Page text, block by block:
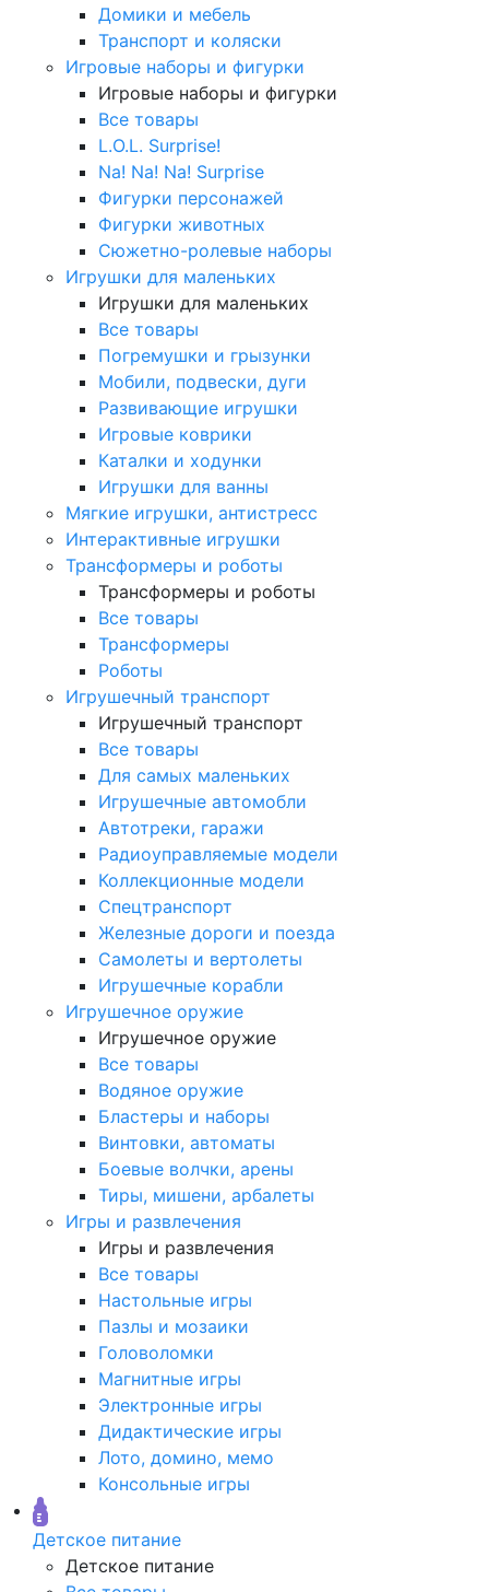
Домики и мебель
Транспорт и коляски
Игровые наборы и фигурки
Игровые наборы и фигурки
Все товары
L.O.L. Surprise!
Na! Na! Na! Surprise
Фигурки персонажей
Фигурки животных
Сюжетно-ролевые наборы
Игрушки для маленьких
Игрушки для маленьких
Все товары
Погремушки и грызунки
Мобили, подвески, дуги
Развивающие игрушки
Игровые коврики
Каталки и ходунки
Игрушки для ванны
Мягкие игрушки, антистресс
Интерактивные игрушки
Трансформеры и роботы
Трансформеры и роботы
Все товары
Трансформеры
Роботы
Игрушечный транспорт
Игрушечный транспорт
Все товары
Для самых маленьких
Игрушечные автомобли
Автотреки, гаражи
Радиоуправляемые модели
Коллекционные модели
Спецтранспорт
Железные дороги и поезда
Самолеты и вертолеты
Игрушечные корабли
Игрушечное оружие
Игрушечное оружие
Все товары
Водяное оружие
Бластеры и наборы
Винтовки, автоматы
Боевые волчки, арены
Тиры, мишени, арбалеты
Игры и развлечения
Игры и развлечения
Все товары
Настольные игры
Пазлы и мозаики
Головоломки
Магнитные игры
Электронные игры
Дидактические игры
Лото, домино, мемо
Консольные игры
Детское питание
Детское питание